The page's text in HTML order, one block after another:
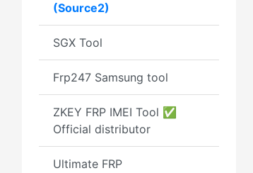
(Source2)
SGX Tool
Frp247 Samsung tool
ZKEY FRP IMEI Tool ✅
Official distributor
Ultimate FRP